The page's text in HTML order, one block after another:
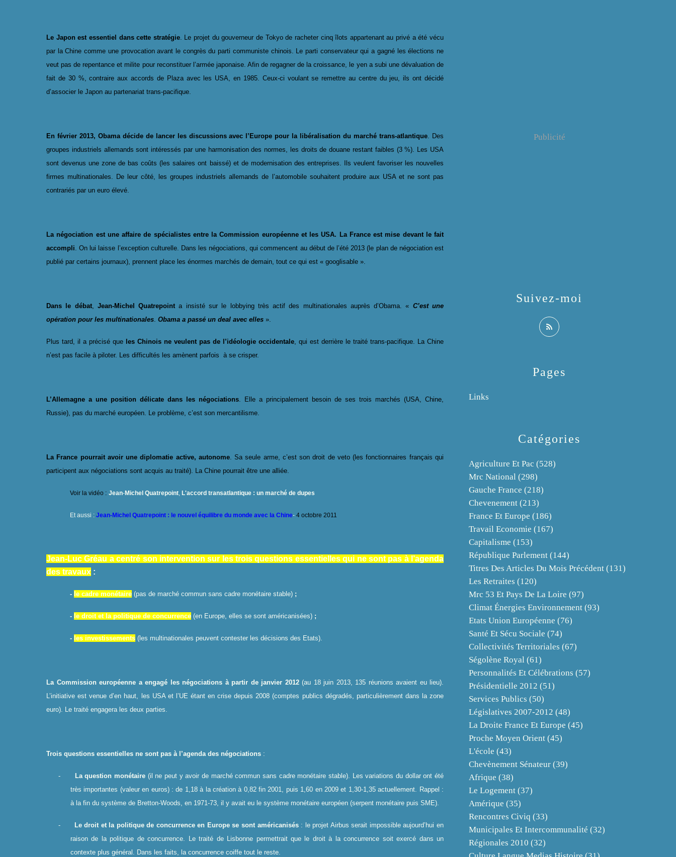
Le Japon est essentiel dans cette stratégie. Le projet du gouverneur de Tokyo de racheter cinq îlots appartenant au privé a été vécu
par la Chine comme une provocation avant le congrès du parti communiste chinois. Le parti conservateur qui a gagné les élections ne
veut pas de repentance et milite pour reconstituer l’armée japonaise. Afin de regagner de la croissance, le yen a subi une dévaluation de
fait de 30 %, contraire aux accords de Plaza avec les USA, en 1985. Ceux-ci voulant se remettre au centre du jeu, ils ont décidé
d’associer le Japon au partenariat trans-pacifique.
En février 2013, Obama décide de lancer les discussions avec l’Europe pour la libéralisation du marché trans-atlantique . Des
groupes industriels allemands sont intéressés par une harmonisation des normes, les droits de douane restant faibles (3 %). Les USA
sont devenus une zone de bas coûts (les salaires ont baissé) et de modernisation des entreprises. Ils veulent favoriser les nouvelles
firmes multinationales. De leur côté, les groupes industriels allemands de l’automobile souhaitent produire aux USA et ne sont pas
contrariés par un euro élevé.
La négociation est une affaire de spécialistes entre la Commission européenne et les USA. La France est mise devant le fait
accompli . On lui laisse l’exception culturelle. Dans les négociations, qui commencent au début de l’été 2013 (le plan de négociation est
publié par certains journaux), prennent place les énormes marchés de demain, tout ce qui est « googlisable ».
Dans le débat, Jean-Michel Quatrepoint a insisté sur le lobbying très actif des multinationales auprès d’Obama. « C’est une
opération pour les multinationales Obama a passé un deal avec elles ».
Plus tard, il a précisé que les Chinois ne veulent pas de l’idéologie occidentale , qui est derrière le traité trans-pacifique. La Chine
n’est pas facile à piloter. Les difficultés les amènent parfois à se crisper.
L’Allemagne a une position délicate dans les négociations . Elle a principalement besoin de ses trois marchés (USA, Chine,
Russie), pas du marché européen. Le problème, c’est son mercantilisme.
La France pourrait avoir une diplomatie active, autonome. Sa seule arme, c’est son droit de veto (les fonctionnaires français qui
participent aux négociations sont acquis au traité). La Chine pourrait être une alliée.
Voir la vidéo : Jean-Michel Quatrepoint ,L'accord transatlantique : un marché de dupes
Et aussi :Jean-Michel Quatrepoint : le nouvel équilibre du monde avec la Chine-4 octobre 2011
Jean-Luc Gréau a centré son intervention sur les trois questions essentielles qui ne sont pas à l’agenda
des travaux :
- le cadre monétaire (pas de marché commun sans cadre monétaire stable) ;
- le droit et la politique de concurrence (en Europe, elles se sont américanisées) ;
- les investissements (les multinationales peuvent contester les décisions des Etats).
La Commission européenne a engagé les négociations à partir de janvier 2012 (au 18 juin 2013, 135 réunions avaient eu lieu).
L’initiative est venue d’en haut, les USA et l’UE étant en crise depuis 2008 (comptes publics dégradés, particulièrement dans la zone
euro). Le traité engagera les deux parties.
Trois questions essentielles ne sont pas à l’agenda des négociations :
- La question monétaire (il ne peut y avoir de marché commun sans cadre monétaire stable). Les variations du dollar ont été
très importantes (valeur en euros) : de 1,18 à la création à 0,82 fin 2001, puis 1,60 en 2009 et 1,30-1,35 actuellement. Rappel :
à la fin du système de Bretton-Woods, en 1971-73, il y avait eu le système monétaire européen (serpent monétaire puis SME).
- Le droit et la politique de concurrence en Europe se sont américanisés: le projet Airbus serait impossible aujourd’hui en
raison de la politique de concurrence. Le traité de Lisbonne permettrait que le droit à la concurrence soit exercé dans un
contexte plus général. Dans les faits, la concurrence coiffe tout le reste.
Catégories
Agriculture Et Pac (528)
Mrc National (298)
Gauche France (218)
Chevenement (213)
France Et Europe (186)
Travail Economie (167)
Capitalisme (153)
République Parlement (144)
Titres Des Articles Du Mois Précédent (131)
Les Retraites (120)
Mrc 53 Et Pays De La Loire (97)
Climat Énergies Environnement (93)
Etats Union Européenne (76)
Santé Et Sécu Sociale (74)
Collectivités Territoriales (67)
Ségolène Royal (61)
Personnalités Et Célébrations (57)
Présidentielle 2012 (51)
Services Publics (50)
Législatives 2007-2012 (48)
La Droite France Et Europe (45)
Proche Moyen Orient (45)
L'école (43)
Chevènement Sénateur (39)
Afrique (38)
Le Logement (37)
Amérique (35)
Rencontres Civiq (33)
Municipales Et Intercommunalité (32)
Régionales 2010 (32)
Pages
Links
Suivez-moi
Publicité